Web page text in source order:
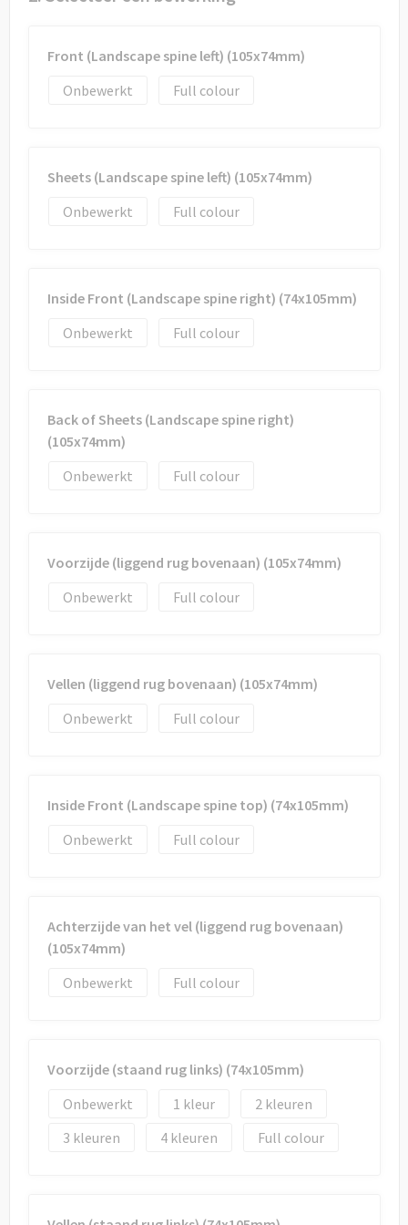
Papieren tassen
Strandtassen
Duffeltassen
Front (Landscape spine left) (105x74mm)
Onbewerkt
Full colour
Sheets (Landscape spine left) (105x74mm)
Onbewerkt
Full colour
Inside Front (Landscape spine right) (74x105mm)
Onbewerkt
Full colour
Back of Sheets (Landscape spine right)
(105x74mm)
Onbewerkt
Full colour
Voorzijde (liggend rug bovenaan) (105x74mm)
Onbewerkt
Full colour
Vellen (liggend rug bovenaan) (105x74mm)
Onbewerkt
Full colour
Inside Front (Landscape spine top) (74x105mm)
Onbewerkt
Full colour
Achterzijde van het vel (liggend rug bovenaan)
(105x74mm)
Onbewerkt
Full colour
Voorzijde (staand rug links) (74x105mm)
Onbewerkt
1
2
3
4 Full colour